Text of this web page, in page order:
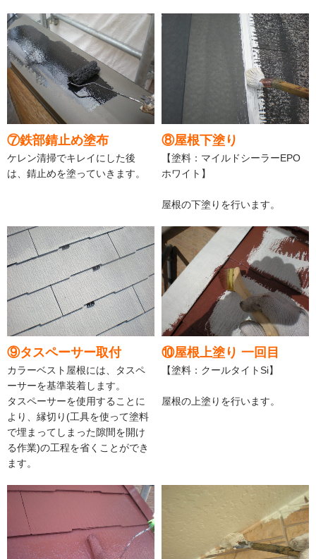
⑦鉄部錆止め塗布
ケレン清掃でキレイにした後
は、錆止めを塗っていきます。
⑧屋根下塗り
【塗料：マイルドシーラーEPO
ホワイト】
屋根の下塗りを行います。
⑨タスペーサー取付
カラーベスト屋根には、タスペ
ーサーを基準装着します。
タスペーサーを使用することに
より、縁切り(工具を使って塗料
で埋まってしまった隙間を開け
る作業)の工程を省くことができ
ます。
⑩屋根上塗り 一回目
【塗料：クールタイトSi】
屋根の上塗りを行います。